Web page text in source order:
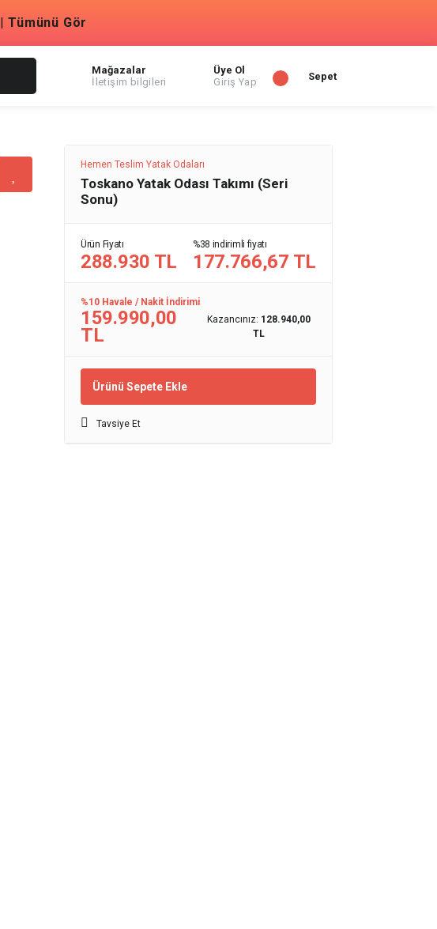
|Tümünü Gör
Mağazalar
İletişim bilgileri
Üye Ol
Giriş Yap
Sepet
Hemen Teslim Yatak Odaları
Toskano Yatak Odası Takımı (Seri
Sonu)
Ürün Fiyatı
288.930 TL
%38 indirimli fiyatı
177.766,67 TL
%10 Havale / Nakit İndirimi
159.990,00
TL
Kazancınız: 128.940,00
TL
Ürünü Sepete Ekle
Tavsiye Et